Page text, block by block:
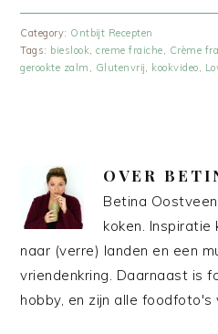
Category: Ontbijt Recepten
Tags: bieslook ,creme fraiche Crème
gerookte zalm
Glutenvrij kookvideo
OVER
Betina
koken. Inspiratie
naar (verre) landen en een
vriendenkring. Daarnaast is
hobby, en zijn alle foodfoto's